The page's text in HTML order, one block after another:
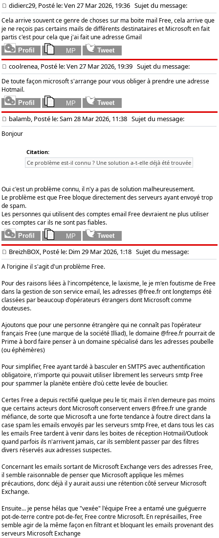
didierc29, Posté le: Ven 27 Mar 2026, 19:36 Sujet du message:
Cela arrive souvent ce genre de choses sur ma boite mail Free, cela arrive que
je ne reçois pas certains mails de différents destinataires et Microsoft en fait
partis c'est pour cela que j'ai fait une adresse Gmail
coolrenea, Posté le: Ven 27 Mar 2026, 19:39 Sujet du message:
De toute façon microsoft s'arrange pour vous obliger à prendre une adresse
Hotmail.
balamb, Posté le: Sam 28 Mar 2026, 11:38 Sujet du message:
Bonjour
Citation:
Ce problème est-il connu ? Une solution a-t-elle déjà été trouvée
Oui c'est un problème connu, il n'y a pas de solution malheureusement.
Le problème est que Free bloque directement des serveurs ayant envoyé trop
de spam.
Les personnes qui utilisent des comptes email Free devraient ne plus utiliser
ces comptes car ils ne sont pas fiables.
BreizhBOX, Posté le: Dim 29 Mar 2026, 1:18 Sujet du message:
A l'origine il s'agit d'un problème Free.
Pour des raisons liées à l'incompétence, le laxisme, le je m'en foutisme de Free
dans la gestion de son service email, les adresses @free.fr ont longtemps été
classées par beaucoup d'opérateurs étrangers dont Microsoft comme
douteuses.
Ajoutons que pour une personne étrangère qui ne connaît pas l'opérateur
français Free (une marque de la société Illiad), le domaine @free.fr pourrait de
Prime à bord faire penser à un domaine spécialisé dans les adresses poubelle
(ou éphémères)
Pour simplifier, Free ayant tardé à basculer en SMTPS avec authentification
obligatoire, n'importe qui pouvait utiliser librement les serveurs smtp Free
pour spammer la planète entière d'où cette levée de bouclier.
Certes Free a depuis rectifié quelque peu le tir, mais il n'en demeure pas moins
que certains acteurs dont Microsoft conservent envers @free.fr une grande
méfiance, de sorte que Microsoft a une forte tendance à foutre direct dans la
case spam les emails envoyés par les serveurs smtp Free, et dans tous les cas
les emails Free tardent à venir dans les boites de réception Hotmail/Outlook
quand parfois ils n'arrivent jamais, car ils semblent passer par des filtres
divers réservés aux adresses suspectes.
Concernant les emails sortant de Microsoft Exchange vers des adresses Free,
il semble raisonnable de penser que Microsoft applique les mêmes
précautions, donc déjà il y aurait aussi une rétention côté serveur Microsoft
Exchange.
Ensuite... je pense hélas que "vexée" l'équipe Free a entamé une guéguerre
pot-de-terre contre pot-de-fer, Free contre Microsoft. En représailles, Free
semble agir de la même façon en filtrant et bloquant les emails provenant des
serveurs Microsoft Exchange